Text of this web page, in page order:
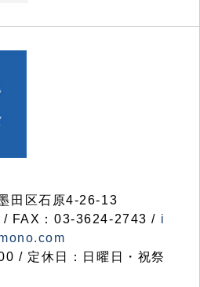
田区石原4-26-13
FAX：03-3624-2743 / i
/ 定休日：日曜日・祝祭